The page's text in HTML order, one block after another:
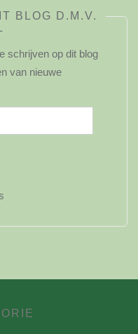
BLOG D.M.V.
schrijven op dit blog
van nieuwe